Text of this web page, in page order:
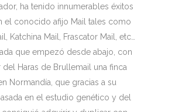
ha tenido innumerables éxitos
el conocido afijo Mail tales como
Katchina Mail, Frascator Mail, etc…
que empezó desde abajo, con
Haras de Brullemail una finca
Normandía, que gracias a su
en el estudio genético y del